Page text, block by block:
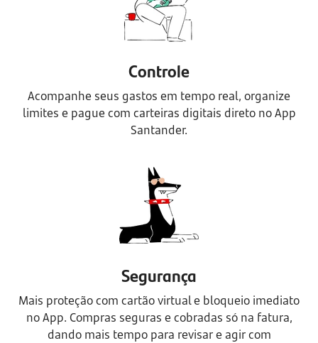
Controle
Acompanhe seus gastos em tempo real, organize
limites e pague com carteiras digitais direto no App
Santander.
Segurança
Mais proteção com cartão virtual e bloqueio imediato
no App. Compras seguras e cobradas só na fatura,
dando mais tempo para revisar e agir com